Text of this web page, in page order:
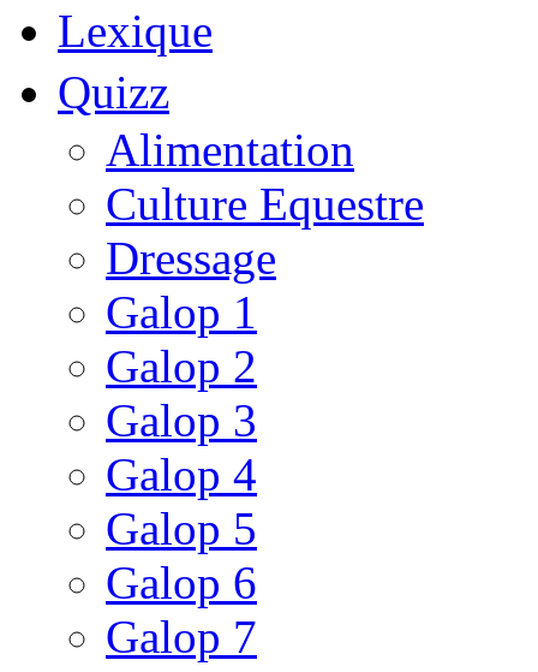
Lexique
Quizz
Alimentation
Culture Equestre
Dressage
Galop 1
Galop 2
Galop 3
Galop 4
Galop 5
Galop 6
Galop 7